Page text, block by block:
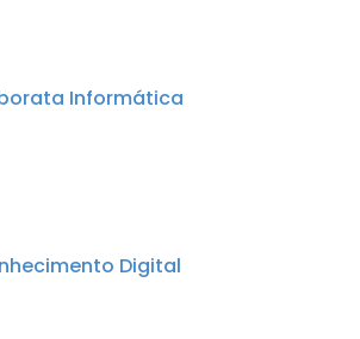
Informática
Digital